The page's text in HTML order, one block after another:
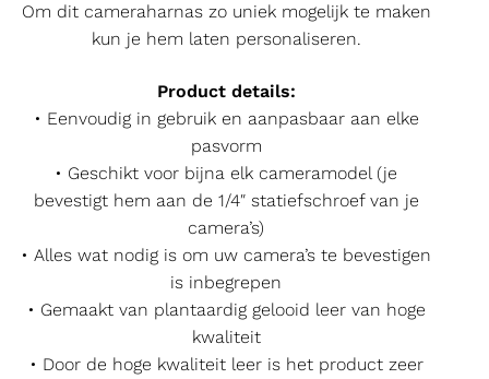
Om dit cameraharnas zo uniek mogelijk te maken
kun je hem laten personaliseren.
Product details:
• Eenvoudig in gebruik en aanpasbaar aan elke
pasvorm
• Geschikt voor bijna elk cameramodel (je
bevestigt hem aan de 1/4″ statiefschroef van je
camera’s)
• Alles wat nodig is om uw camera’s te bevestigen
is inbegrepen
• Gemaakt van plantaardig gelooid leer van hoge
kwaliteit
• Door de hoge kwaliteit leer is het product zeer